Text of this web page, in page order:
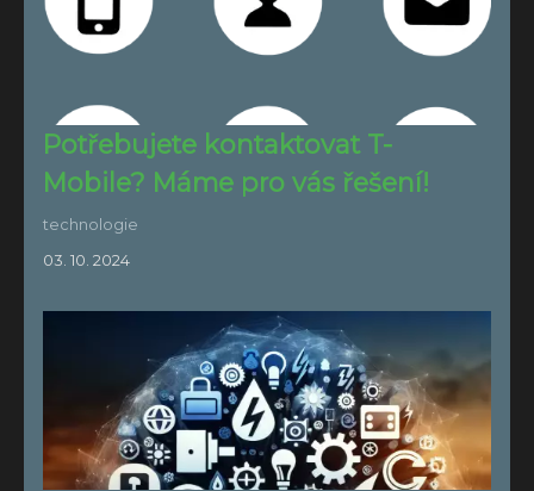
Potřebujete kontaktovat T-
Mobile? Máme pro vás řešení!
technologie
03. 10. 2024